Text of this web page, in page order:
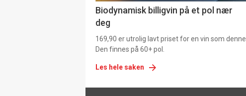
Biodynamisk billigvin på et pol nær
deg
169,90 er utrolig lavt priset for en vin som denne.
Den finnes på 60+ pol.
Les hele saken